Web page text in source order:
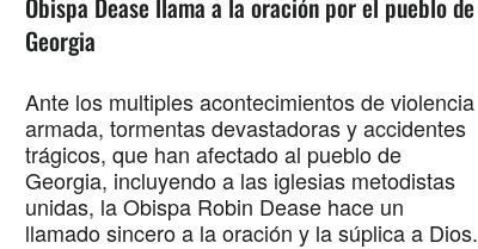
Obispa Dease llama a la oración por el pueblo de
Georgia
Ante los multiples acontecimientos de violencia
armada, tormentas devastadoras y accidentes
trágicos, que han afectado al pueblo de
Georgia, incluyendo a las iglesias metodistas
unidas, la Obispa Robin Dease hace un
llamado sincero a la oración y la súplica a Dios.